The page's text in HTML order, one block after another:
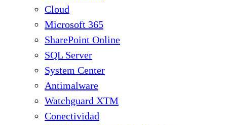
Cloud
Microsoft 365
SharePoint Online
SQL Server
System Center
Antimalware
Watchguard XTM
Conectividad